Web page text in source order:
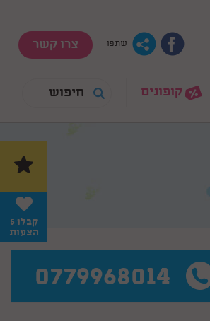
שתפו צרו קשר
קופונים
0779968014
קבלו 5
הצעות